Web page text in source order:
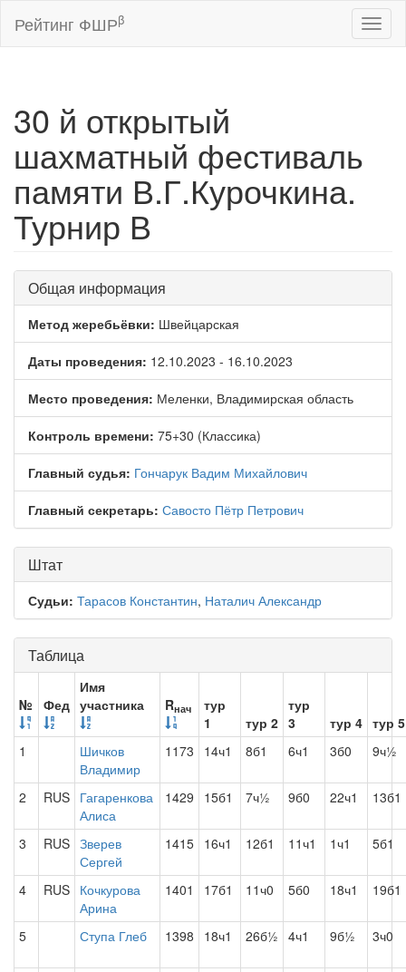
Рейтинг ФШРβ
30 й открытый
шахматный фестиваль
памяти В.Г.Курочкина.
Турнир В
Общая информация
Метод жеребьёвки: Швейцарская
Даты проведения: 12.10.2023 - 16.10.2023
Место проведения: Меленки, Владимирская область
Контроль времени: 75+30 (Классика)
Главный судья: Гончарук Вадим Михайлович
Главный секретарь: Савосто Пётр Петрович
Штат
Судьи: Тарасов Константин, Наталич Александр
Таблица
№ Фед
Имя
участника
Rнач
тур
1
тур 2
тур
3
тур 4 тур 5
1
Шичков
Владимир
1173 14ч1 8б1 6ч1 3б0 9ч½
2 RUS Гагаренкова
Алиса
1429 15б1 7ч½ 9б0 22ч1 13б1
3 RUS Зверев
Сергей
1415 16ч1 12б1 11ч1 1ч1 5б1
4 RUS Кочкурова
Арина
1401 17б1 11ч0 5б0 18ч1 19б1
5 Ступа Глеб 1398 18ч1 26б½ 4ч1 9б½ 3ч0